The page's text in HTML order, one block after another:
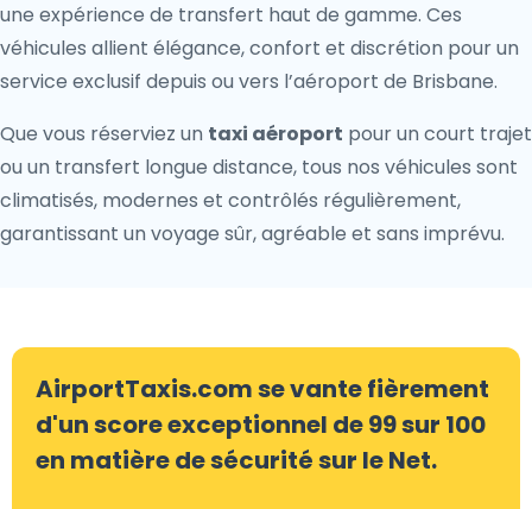
une expérience de transfert haut de gamme. Ces
véhicules allient élégance, confort et discrétion pour un
service exclusif depuis ou vers l’aéroport de Brisbane.
Que vous réserviez un taxi aéroport pour un court trajet
ou un transfert longue distance, tous nos véhicules sont
climatisés, modernes et contrôlés régulièrement,
garantissant un voyage sûr, agréable et sans imprévu.
AirportTaxis.com se vante fièrement
d'un score exceptionnel de 99 sur 100
en matière de sécurité sur le Net.